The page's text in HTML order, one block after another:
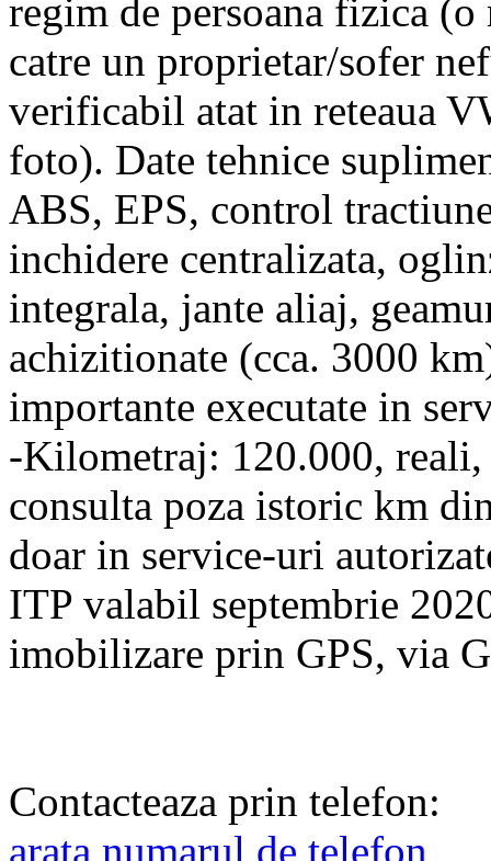
regim de persoana fizica
catre un proprietar/sofer
verificabil atat in reteaua
foto). Date tehnice
ABS, EPS, control
inchidere centralizata,
integrala, jante aliaj,
achizitionate (cca. 3000
importante executate in
-Kilometraj: 120.000,
consulta poza istoric km
doar in service-uri
ITP valabil septembrie
imobilizare prin GPS, via
Contacteaza prin telefon:
arata numarul de telefon